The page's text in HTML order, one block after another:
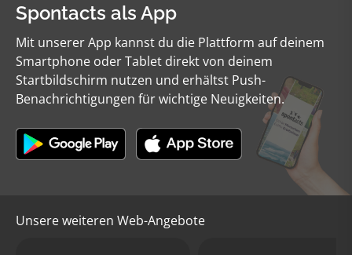
Spontacts als App
Mit unserer App kannst du die Plattform auf deinem
Smartphone oder Tablet direkt von deinem
Startbildschirm nutzen und erhältst Push-
Benachrichtigungen für wichtige Neuigkeiten.
Unsere weiteren Web-Angebote